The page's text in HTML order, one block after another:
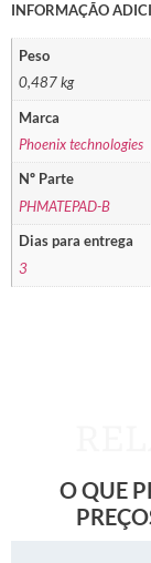
INFORMAÇÃO
Peso
0,487 kg
Marca
Phoenix technologies
Nº Parte
PHMATEPAD-B
Dias para entrega
3
O QUE